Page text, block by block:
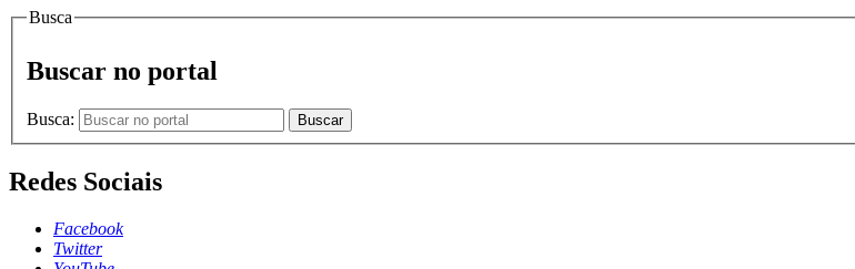
Busca
Buscar no portal
Busca: Buscar
Redes Sociais
Facebook
Twitter